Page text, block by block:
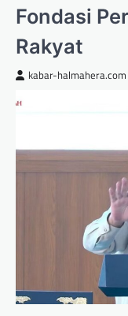
Fondasi
Rakyat
kabar-halmahera.com